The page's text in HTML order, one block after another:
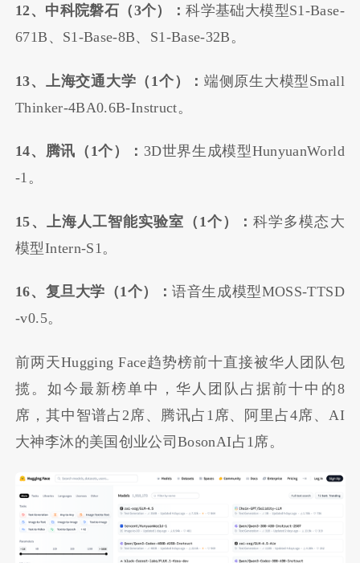
12、中科院磐石（3个）：科学基础大模型S1-Base-
671B、S1-Base-8B、S1-Base-32B。
13、上海交通大学（1个）： 端侧原生大模型Small
Thinker-4BA0.6B-Instruct。
14、腾讯（1个）： 3D世界生成模型HunyuanWorld
-1。
15、上海人工智能实验室（1个）：科学多模态大
模型Intern-S1。
16、复旦大学（1个）：语音生成模型MOSS-TTSD
-v0.5。
前两天Hugging Face趋势榜前十直接被华人团队包
揽。如今最新榜单中，华人团队占据前十中的8
席，其中智谱占2席、腾讯占1席、阿里占4席、AI
大神李沐的美国创业公司BosonAI占1席。